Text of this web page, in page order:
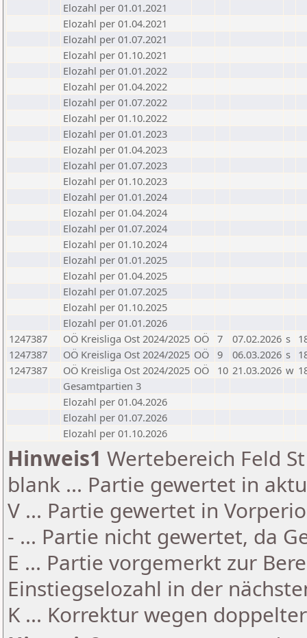
Elozahl per 01.01.2021
Elozahl per 01.04.2021
Elozahl per 01.07.2021
Elozahl per 01.10.2021
Elozahl per 01.01.2022
Elozahl per 01.04.2022
Elozahl per 01.07.2022
Elozahl per 01.10.2022
Elozahl per 01.01.2023
Elozahl per 01.04.2023
Elozahl per 01.07.2023
Elozahl per 01.10.2023
Elozahl per 01.01.2024
Elozahl per 01.04.2024
Elozahl per 01.07.2024
Elozahl per 01.10.2024
Elozahl per 01.01.2025
Elozahl per 01.04.2025
Elozahl per 01.07.2025
Elozahl per 01.10.2025
Elozahl per 01.01.2026
1247387
OÖ Kreisliga Ost 2024/2025 OÖ 7 07.02.2026 s
1247387
OÖ Kreisliga Ost 2024/2025 OÖ 9 06.03.2026 s
1247387
OÖ Kreisliga Ost 2024/2025 OÖ 10 21.03.2026 w
Gesamtpartien 3
Elozahl per 01.04.2026
Elozahl per 01.07.2026
Elozahl per 01.10.2026
Hinweis1 Wertebereich Feld
blank ... Partie gewertet in
V ... Partie gewertet in
- ... Partie nicht gewertet, da
E ... Partie vorgemerkt zur
Einstiegselozahl in der
K ... Korrektur wegen